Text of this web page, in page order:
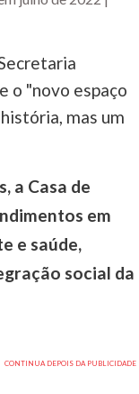
o "novo espaço
mas um
a Casa de
em
e saúde,
social da